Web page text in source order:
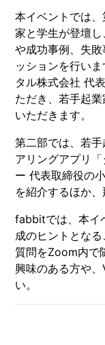
本イベントでは
家と学生が登壇
や成功事例、失
ッションを行い
タル株式会社 代
ただき、若手起
いただきます。
第二部では、若
アリングアプリ
ー 代表取締役の
を紹介するほか、
fabbitでは、本イ
成のヒントとな
質問をZoom内で
興味のある方や
い。